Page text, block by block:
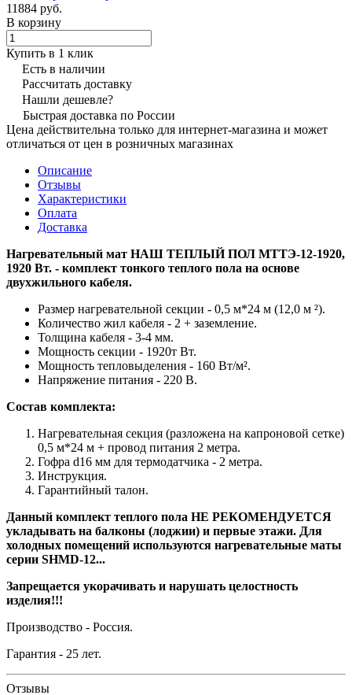
11884 руб.
В корзину
Купить в 1 клик
Есть в наличии
Рассчитать доставку
Нашли дешевле?
Быстрая доставка по России
Цена действительна только для интернет-магазина и может
отличаться от цен в розничных магазинах
Описание
Отзывы
Характеристики
Оплата
Доставка
Нагревательный мат НАШ ТЕПЛЫЙ ПОЛ МТТЭ-12-1920,
1920 Вт. - комплект тонкого теплого пола на основе
двухжильного кабеля.
Размер нагревательной секции - 0,5 м*24 м (12,0 м ²).
Количество жил кабеля - 2 + заземление.
Толщина кабеля - 3-4 мм.
Мощность секции - 1920т Вт.
Мощность тепловыделения - 160 Вт/м².
Напряжение питания - 220 В.
Состав комплекта:
Нагревательная секция (разложена на капроновой сетке)
0,5 м*24 м + провод питания 2 метра.
Гофра d16 мм для термодатчика - 2 метра.
Инструкция.
Гарантийный талон.
Данный комплект теплого пола НЕ РЕКОМЕНДУЕТСЯ
укладывать на балконы (лоджии) и первые этажи. Для
холодных помещений используются нагревательные маты
серии SHMD-12...
Запрещается укорачивать и нарушать целостность
изделия!!!
Производство - Россия.
Гарантия - 25 лет.
Отзывы